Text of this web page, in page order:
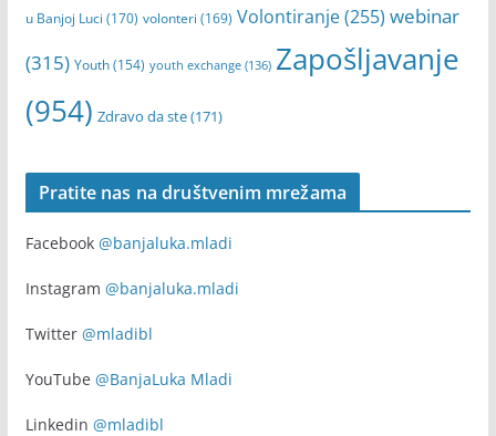
u Banjoj Luci (170) volonteri (169) Volontiranje(255) webinar
(315) Youth(154) youth exchange(136) Zapošljavanje
(954) Zdravo da ste(171)
Pratite nas na društvenim mrežama
Facebook @banjaluka.mladi
Instagram @banjaluka.mladi
Twitter @mladibl
YouTube @BanjaLuka Mladi
Linkedin @mladibl